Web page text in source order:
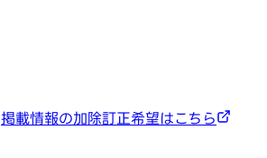
掲載情報の加除訂正希望はこちら